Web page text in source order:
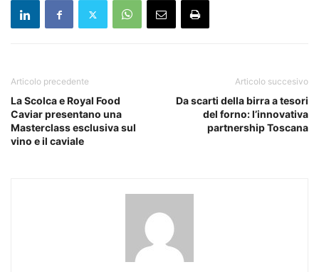
Articolo precedente
La Scolca e Royal Food
Caviar presentano una
Masterclass esclusiva sul
vino e il caviale
Articolo succesivo
Da scarti della birra a tesori
del forno: l’innovativa
partnership Toscana